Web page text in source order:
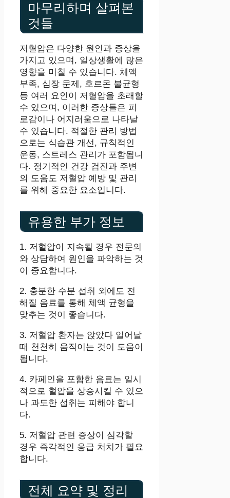
마무리하며 살펴본
것들
저혈압은 다양한 원인과 증상을
가지고 있으며, 일상생활에 많은
영향을 미칠 수 있습니다. 체액
부족, 심장 문제, 호르몬 불균형
등 여러 요인이 저혈압을 초래할
수 있으며, 이러한 증상들은 피
로감이나 어지러움으로 나타날
수 있습니다. 적절한 관리 방법
으로는 식습관 개선, 규칙적인
운동, 스트레스 관리가 포함됩니
다. 정기적인 건강 검진과 주변
의 도움도 저혈압 예방 및 관리
를 위해 중요한 요소입니다.
유용한 부가 정보
1. 저혈압이 지속될 경우 전문의
와 상담하여 원인을 파악하는 것
이 중요합니다.
2. 충분한 수분 섭취 외에도 전
해질 음료를 통해 체액 균형을
맞추는 것이 좋습니다.
3. 저혈압 환자는 앉았다 일어날
때 천천히 움직이는 것이 도움이
됩니다.
4. 카페인을 포함한 음료는 일시
적으로 혈압을 상승시킬 수 있으
나 과도한 섭취는 피해야 합니
다.
5. 저혈압 관련 증상이 심각할
경우 즉각적인 응급 처치가 필요
합니다.
전체 요약 및 정리